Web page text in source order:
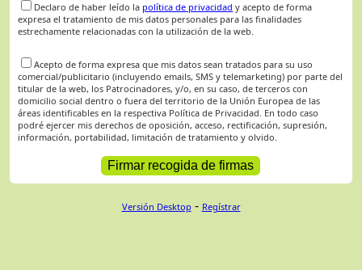
Declaro de haber leído la política de privacidad y acepto de forma
expresa el tratamiento de mis datos personales para las finalidades
estrechamente relacionadas con la utilización de la web.
Acepto de forma expresa que mis datos sean tratados para su uso
comercial/publicitario (incluyendo emails, SMS y telemarketing) por parte del
titular de la web, los Patrocinadores, y/o, en su caso, de terceros con
domicilio social dentro o fuera del territorio de la Unión Europea de las
áreas identificables en la respectiva Política de Privacidad. En todo caso
podré ejercer mis derechos de oposición, acceso, rectificación, supresión,
información, portabilidad, limitación de tratamiento y olvido.
Versión Desktop - Regístrar